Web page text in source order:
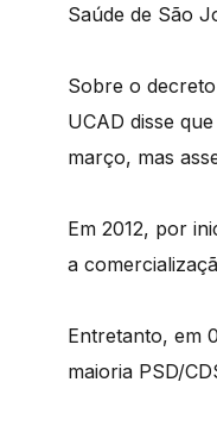
Saúde de São
Sobre o
UCAD disse
março, mas
Em 2012, por
a
Entretanto, em
maioria PSD/